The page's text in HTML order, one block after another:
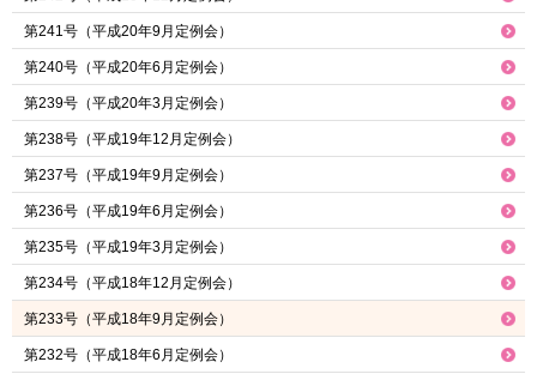
第241号（平成20年9月定例会）
第240号（平成20年6月定例会）
第239号（平成20年3月定例会）
第238号（平成19年12月定例会）
第237号（平成19年9月定例会）
第236号（平成19年6月定例会）
第235号（平成19年3月定例会）
第234号（平成18年12月定例会）
第233号（平成18年9月定例会）
第232号（平成18年6月定例会）